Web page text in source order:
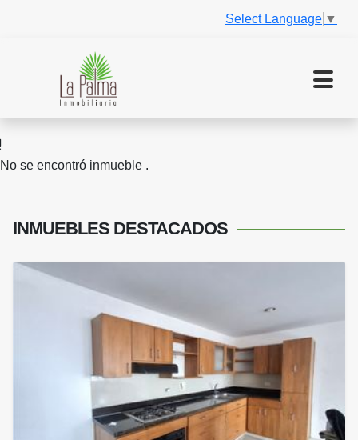
Select Language ▼
No se encontró inmueble .
INMUEBLES DESTACADOS